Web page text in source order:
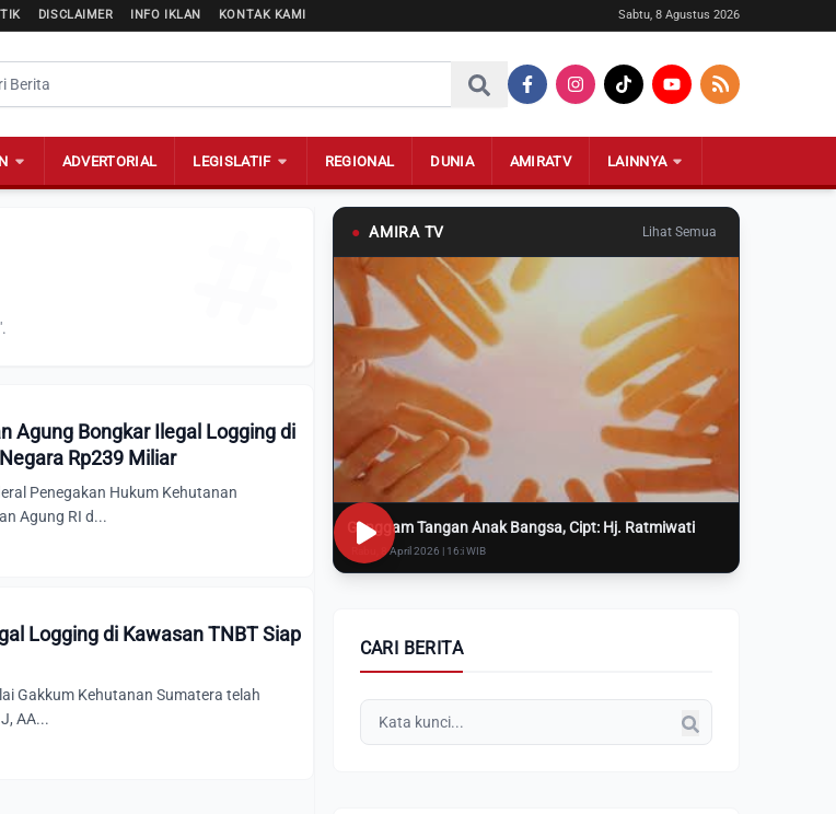
DISCLAIMER INFO IKLAN KONTAK KAMI Sabtu, 8 Agustus 2026
ADVERTORIAL LEGISLATIF REGIONAL DUNIA AMIRATV LAINNYA
Agung Bongkar Ilegal Logging di
Rp239 Miliar
Penegakan Hukum Kehutanan
Agung RI d...
Logging di Kawasan TNBT Siap
Gakkum Kehutanan Sumatera telah
AA...
● AMIRA TV Lihat Semua
Genggam Tangan Anak Bangsa, Cipt: Hj. Ratmiwati
Rabu, 8 April 2026 | 16:i WIB
CARI BERITA